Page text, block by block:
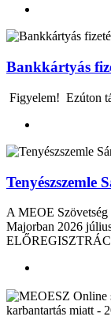
Bankkártyás
Figyelem! Ezúton
Tenyészszemle
A MEOE Szövetség
Majorban 2026